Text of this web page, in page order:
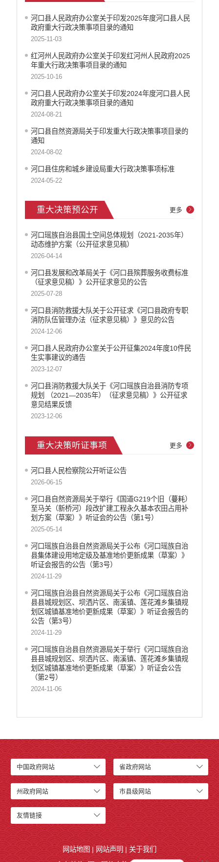
义务教育
统计信息
公共文化服务
产品质量
社会救助
应急预案
安全生产
河口县人民政府办公室关于印发2025年度河口县人民
政府重大行政决策事项目录的通知
2025-11-03
红河州人民政府办公室关于印发红河州人民政府2025
年重大行政决策事项目录的通知
2025-10-16
河口县人民政府办公室关于印发2024年度河口县人民
政府重大行政决策事项目录的通知
2024-08-21
河口县自然资源局关于印发重大行政决策事项目录的
通知
2024-08-02
河口县住房和城乡建设局重大行政决策事项标准
2024-05-22
重大决策预公开
河口瑶族自治县国土空间总体规划（2021-2035年）
动态维护方案（公开征求意见稿）
2026-04-14
河口县发展和改革局关于《河口县殡葬服务收费标准
（征求意见稿）》公开征求意见的公告
2025-07-28
河口县消防救援大队关于公开征求《河口县政府专职
消防队伍管理办法（征求意见稿）》意见的公告
2024-12-06
河口县人民政府办公室关于公开征集2024年度10件民
生实事建议的通告
2023-12-07
河口县消防救援大队关于《河口瑶族自治县消防专项
规划 （2021—2035年）（征求意见稿）》公开征求
意见结果反馈
2023-12-06
更多
重大决策听证事项
河口县人民检察院公开听证公告
2026-06-15
河口县自然资源局关于举行《国道G219个旧（蔓耗）
至马关（新桥河）段改扩建工程永久基本农田占用补
划方案（草案）》听证会的公告（第1号）
2025-05-14
河口瑶族自治县自然资源局关于公布《河口瑶族自治
县集体建设用地定级及基准地价更新成果（草案）》
听证会报告的公告（第3号）
2024-11-29
河口瑶族自治县自然资源局关于公布《河口瑶族自治
县县城规划区、坝洒片区、南溪镇、莲花滩乡集镇规
划区城镇基准地价更新成果（草案）》听证会报告的
公告（第3号）
2024-11-29
河口瑶族自治县自然资源局关于举行《河口瑶族自治
县县城规划区、坝洒片区、南溪镇、莲花滩乡集镇规
划区城镇基准地价更新成果（草案）》听证会公告
（第2号）
2024-11-06
更多
中国政府网站 省政府网站
州政府网站 市县级网站
友情链接
网站地图 | 网站声明 | 关于我们